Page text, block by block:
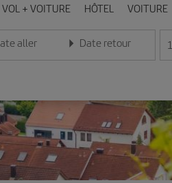
VOL + VOITURE HÔTEL VOITURE
aller
la date au format jour/mois/année
Date retour
Entrez la date au format 1